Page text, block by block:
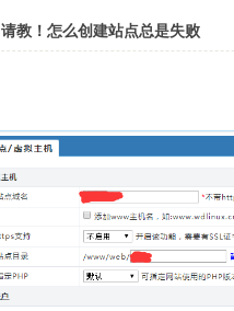
请教！怎么创建站点总是失败